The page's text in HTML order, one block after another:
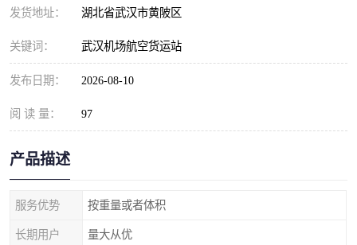
发货地址： 湖北省武汉市黄陂区
关键词： 武汉机场航空货运站
发布日期： 2026-08-10
阅 读 量： 97
产品描述
服务优势 按重量或者体积
长期用户 量大从优